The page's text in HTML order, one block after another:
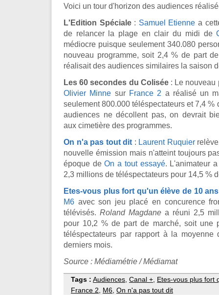
Voici un tour d'horizon des audiences
L'Edition Spéciale: Samuel Etienne a
de relancer la plage en clair du midi de
médiocre puisque seulement 340.080
nouveau programme, soit 2,4 % de part
réalisait des audiences similaires la saison
Les 60 secondes du Colisée: Le nouveau
Olivier Minne sur France 2 a réalisé un
seulement 800.000 téléspectateurs et 7,4 %
audiences ne décollent pas, on devrait
aux cimetière des programmes.
On n'a pas tout dit : Laurent Ruquierrelève
nouvelle émission mais n'atteint toujours
époque deOn a tout essayé. L'animateur
2,3 millions de téléspectateurs pour 14,5 %
Etes-vous plus fort qu'un élève de 10
M6 avec son jeu placé en concurence
télévisés. Roland Magdane a réuni 2,5
pour 10,2 % de part de marché, soit une
téléspectateurs par rapport à la
derniers mois.
Source : Médiamétrie / Médiamat
Tags : Audiences Canal + Etes-vous plus fort
France 2
M6 On n'a pas tout dit